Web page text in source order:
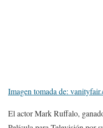
Imagen tomada de:
El actor Mark Ruffalo,